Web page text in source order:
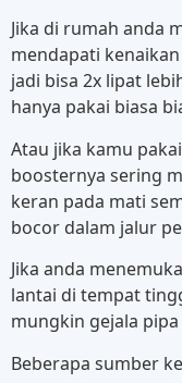
Jika di rumah anda
mendapati
jadi bisa 2x lipat
hanya pakai biasa
Atau jika kamu
boosternya sering
keran pada mati
bocor dalam jalur
Jika anda
lantai di tempat
mungkin gejala
Beberapa sumber